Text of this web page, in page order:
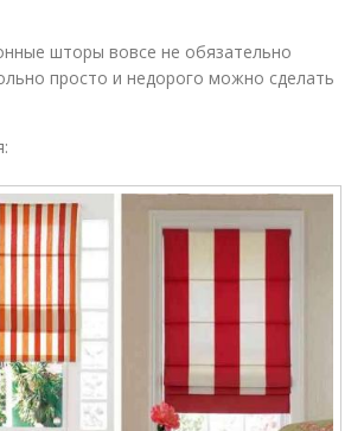
шторы вовсе не обязательно
просто и недорого можно сделать